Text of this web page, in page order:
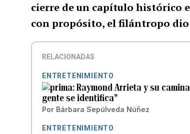
cierre de un capítulo histórico
con propósito, el filántropo
RELACIONADAS
ENTRETENIMIENTO
Raymond Arrieta y su
gente se identifica”
Por Bárbara Sepúlveda Núñez
ENTRETENIMIENTO